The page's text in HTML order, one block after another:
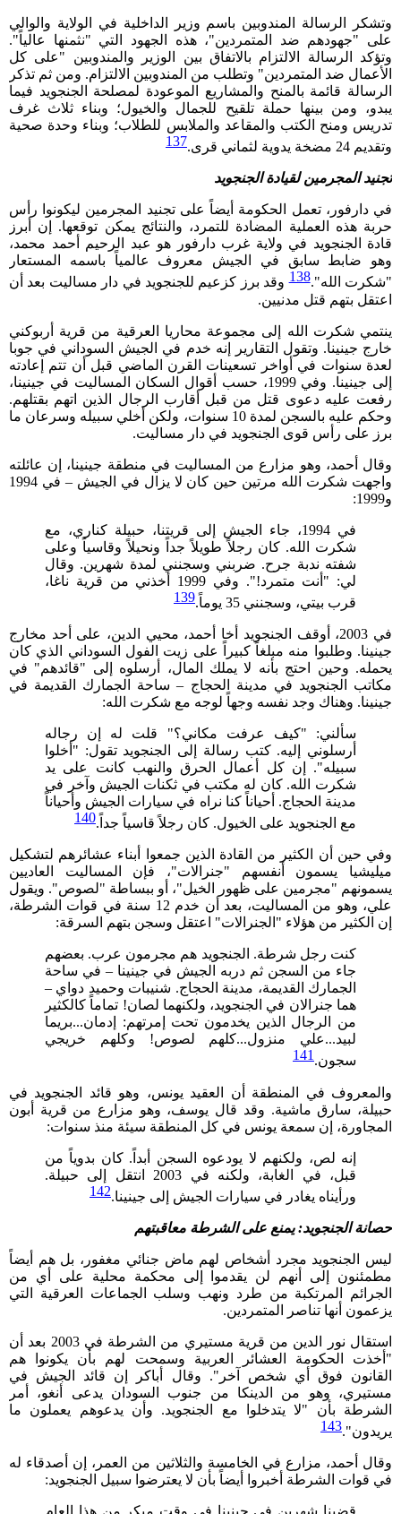
وتشكر الرسالة المندوبين باسم وزير الداخلية في الولاية والوالي
على "جهودهم ضد المتمردين"، هذه الجهود التي "نثمنها عالياً".
وتؤكد الرسالة الالتزام بالاتفاق بين الوزير والمندوبين "على كل
الأعمال ضد المتمردين" وتطلب من المندوبين الالتزام. ومن ثم تذكر
الرسالة قائمة بالمنح والمشاريع الموعودة لمصلحة الجنجويد فيما
يبدو، ومن بينها حملة تلقيح للجمال والخيول؛ وبناء ثلاث غرف
تدريس ومنح الكتب والمقاعد والملابس للطلاب؛ وبناء وحدة صحية
وتقديم 24 مضخة يدوية لثماني قرى.
137
تجنيد المجرمين لقيادة الجنجويد
في دارفور، تعمل الحكومة أيضاً على تجنيد المجرمين ليكونوا رأس
حربة هذه العملية المضادة للتمرد، والنتائج يمكن توقعها. إن أبرز
قادة الجنجويد في ولاية غرب دارفور هو عبد الرحيم أحمد محمد،
وهو ضابط سابق في الجيش معروف عالمياً باسمه المستعار
"شكرت الله".138وقد برز كزعيم للجنجويد في دار مساليت بعد أن
اعتقل بتهم قتل مدنيين.
ينتمي شكرت الله إلى مجموعة محاريا العرقية من قرية أربوكني
خارج جينينا. وتقول التقارير إنه خدم في الجيش السوداني في جوبا
لعدة سنوات في أواخر تسعينات القرن الماضي قبل أن تتم إعادته
إلى جينينا. وفي 1999، حسب أقوال السكان المساليت في جينينا،
رفعت عليه دعوى قتل من قبل أقارب الرجال الذين اتهم بقتلهم.
وحكم عليه بالسجن لمدة 10 سنوات، ولكن أخلي سبيله وسرعان ما
برز على رأس قوى الجنجويد في دار مساليت.
وقال أحمد، وهو مزارع من المساليت في منطقة جينينا، إن عائلته
واجهت شكرت الله مرتين حين كان لا يزال في الجيش – في 1994
و1999:
في 1994، جاء الجيش إلى قريتنا، حبيلة كناري، مع
شكرت الله. كان رجلاً طويلاً جداً ونحيلاً وقاسياً وعلى
شفته ندبة جرح. ضربني وسجنني لمدة شهرين. وقال
لي: "أنت متمرد!". وفي 1999 أخذني من قرية ناغا،
قرب بيتي، وسجنني 35 يوماً.
139
في 2003، أوقف الجنجويد أخا أحمد، محيي الدين، على أحد مخارج
جينينا. وطلبوا منه مبلغاً كبيراً على زيت الفول السوداني الذي كان
يحمله. وحين احتج بأنه لا يملك المال، أرسلوه إلى "قائدهم" في
مكاتب الجنجويد في مدينة الحجاج – ساحة الجمارك القديمة في
جينينا. وهناك وجد نفسه وجهاً لوجه مع شكرت الله:
سألني: "كيف عرفت مكاني؟" قلت له إن رجاله
أرسلوني إليه. كتب رسالة إلى الجنجويد تقول: "أخلوا
سبيله". إن كل أعمال الحرق والنهب كانت على يد
شكرت الله. كان له مكتب في ثكنات الجيش وآخر في
مدينة الحجاج. أحياناً كنا نراه في سيارات الجيش وأحياناً
مع الجنجويد على الخيول. كان رجلاً قاسياً جداً.140
وفي حين أن الكثير من القادة الذين جمعوا أبناء عشائرهم لتشكيل
ميليشيا يسمون أنفسهم "جنرالات"، فإن المساليت العاديين
يسمونهم "مجرمين على ظهور الخيل"، أو ببساطة "لصوص". ويقول
علي، وهو من المساليت، بعد أن خدم 12 سنة في قوات الشرطة،
إن الكثير من هؤلاء "الجنرالات" اعتقل وسجن بتهم السرقة:
كنت رجل شرطة. الجنجويد هم مجرمون عرب. بعضهم
جاء من السجن ثم دربه الجيش في جينينا – في ساحة
الجمارك القديمة، مدينة الحجاج. شنيبات وحميد دواي –
هما جنرالان في الجنجويد، ولكنهما لصان! تماماً كالكثير
من الرجال الذين يخدمون تحت إمرتهم: إدمان...بريما
لبيد...علي منزول...كلهم لصوص! وكلهم خريجي
سجون. 141
والمعروف في المنطقة أن العقيد يونس، وهو قائد الجنجويد في
حبيلة، سارق ماشية. وقد قال يوسف، وهو مزارع من قرية أبون
المجاورة، إن سمعة يونس في كل المنطقة سيئة منذ سنوات:
إنه لص، ولكنهم لا يودعوه السجن أبداً. كان بدوياً من
قبل، في الغابة، ولكنه في 2003 انتقل إلى حبيلة.
ورأيناه يغادر في سيارات الجيش إلى جينينا.142
حصانة الجنجويد: يمنع على الشرطة معاقبتهم
ليس الجنجويد مجرد أشخاص لهم ماض جنائي مغفور، بل هم أيضاً
مطمئنون إلى أنهم لن يقدموا إلى محكمة محلية على أي من
الجرائم المرتكبة من طرد ونهب وسلب الجماعات العرقية التي
يزعمون أنها تناصر المتمردين.
استقال نور الدين من قرية مستيري من الشرطة في 2003 بعد أن
"أخذت الحكومة العشائر العربية وسمحت لهم بأن يكونوا هم
القانون فوق أي شخص آخر". وقال أباكر إن قائد الجيش في
مستيري، وهو من الدينكا من جنوب السودان يدعى أنغو، أمر
الشرطة بأن "لا يتدخلوا مع الجنجويد. وأن يدعوهم يعملون ما
يريدون".143
وقال أحمد، مزارع في الخامسة والثلاثين من العمر، إن أصدقاء له
في قوات الشرطة أخبروا أيضاً بأن لا يعترضوا سبيل الجنجويد: